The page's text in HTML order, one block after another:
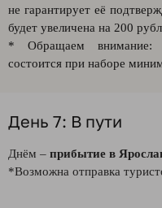
не гарантирует её
будет увеличена на 200
* Обращаем внимание:
состоится при наборе
День 7: В пути
Днём – прибытие в
*Возможна отправка